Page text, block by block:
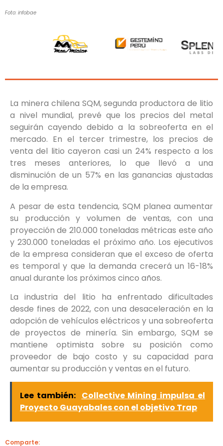
Foto: infobae
La minera chilena SQM, segunda productora de litio
a nivel mundial, prevé que los precios del metal
seguirán cayendo debido a la sobreoferta en el
mercado. En el tercer trimestre, los precios de
venta del litio cayeron casi un 24% respecto a los
tres meses anteriores, lo que llevó a una
disminución de un 57% en las ganancias ajustadas
de la empresa.
A pesar de esta tendencia, SQM planea aumentar
su producción y volumen de ventas, con una
proyección de 210.000 toneladas métricas este año
y 230.000 toneladas el próximo año. Los ejecutivos
de la empresa consideran que el exceso de oferta
es temporal y que la demanda crecerá un 16-18%
anual durante los próximos cinco años.
La industria del litio ha enfrentado dificultades
desde fines de 2022, con una desaceleración en la
adopción de vehículos eléctricos y una sobreoferta
de proyectos de minería. Sin embargo, SQM se
mantiene optimista sobre su posición como
proveedor de bajo costo y su capacidad para
aumentar su producción y ventas en el futuro.
Lee también: Collective Mining impulsa el
Proyecto Guayabales con el objetivo Trap
Comparte: